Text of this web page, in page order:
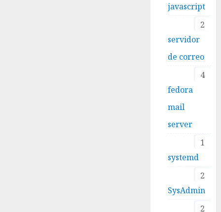
javascript
2
servidor
de correo
4
fedora
mail
server
1
systemd
2
SysAdmin
2